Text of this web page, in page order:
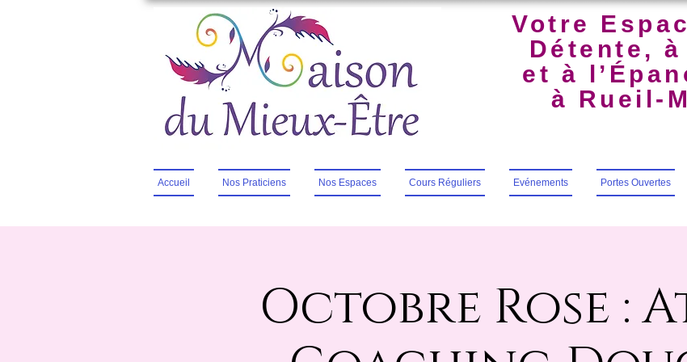
Votre
Détente,
et à
à Rueil-
Accueil Nos Praticiens Nos Espaces Cours Réguliers Evénements Portes Ouvertes
Octobre Rose :